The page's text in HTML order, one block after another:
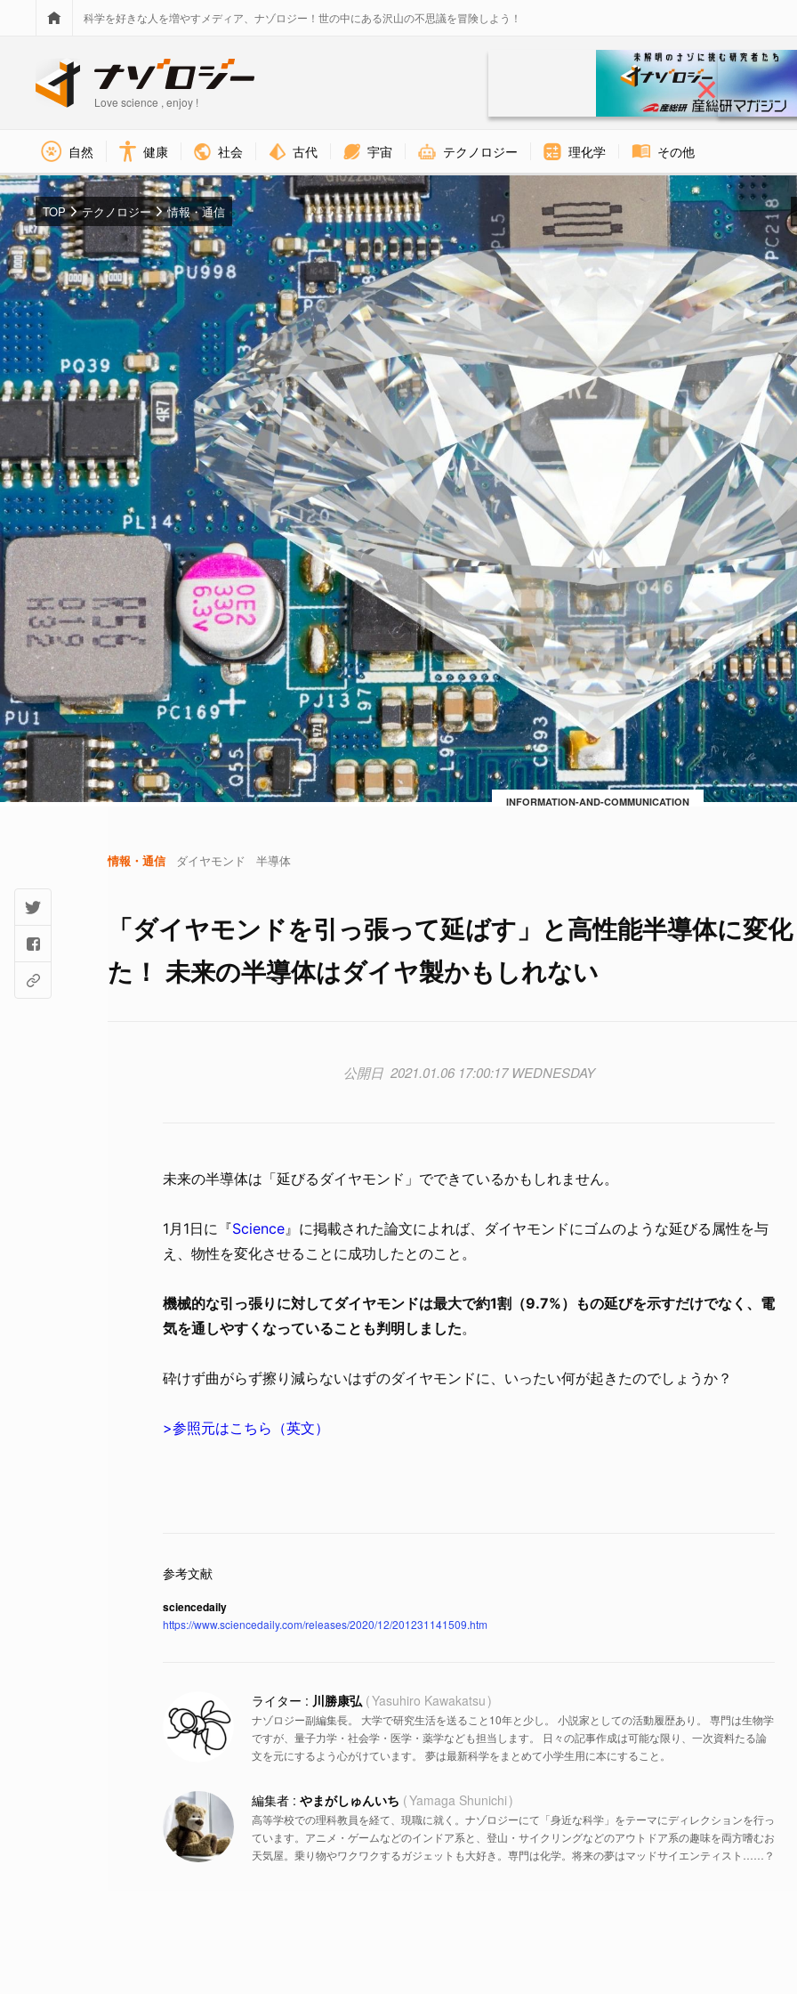
科学を好きな人を増やすメディア、ナゾロジー！世の中にある沢山の不思議を冒険しよう！
Love science , enjoy !
自然 健康 社会 古代 宇宙 テクノロジー 理化学 その他
INFORMATION-AND-COMMUNICATION
TOP テクノロジー 情報・通信
情報・通信 ダイヤモンド 半導体
「ダイヤモンドを引っ張って延ばす」と高性能半導体に変
た！ 未来の半導体はダイヤ製かもしれない
2021.01.06 17:00:17 WEDNESDAY
未来の半導体は「延びるダイヤモンド」でできているかもしれません。
1月1日に『Science 』に掲載された論文によれば、ダイヤモンドにゴムのような延びる属性を与
え、物性を変化させることに成功したとのこと。
機械的な引っ張りに対してダイヤモンドは最大で約1割（9.7%）もの延びを示すだけでなく、電
気を通しやすくなっていることも判明しました。
砕けず曲がらず擦り減らないはずのダイヤモンドに、いったい何が起きたのでしょうか？
>参照元はこちら（英文）
sciencedaily
https://www.sciencedaily.com/releases/2020/12/201231141509.htm
川勝康弘 Yasuhiro Kawakatsu
ナゾロジー副編集長。 大学で研究生活を送ること10年と少し。 小説家としての活動履歴あり。 専門は生物学
ですが、量子力学・社会学・医学・薬学なども担当します。 日々の記事作成は可能な限り、一次資料たる論
文を元にするよう心がけています。 夢は最新科学をまとめて小学生用に本にすること。
やまがしゅんいち Yamaga Shunichi
高等学校での理科教員を経て、現職に就く。ナゾロジーにて「身近な科学」をテーマにディレクションを行っ
ています。アニメ・ゲームなどのインドア系と、登山・サイクリングなどのアウトドア系の趣味を両方嗜むお
天気屋。乗り物やワクワクするガジェットも大好き。専門は化学。将来の夢はマッドサイエンティスト……？